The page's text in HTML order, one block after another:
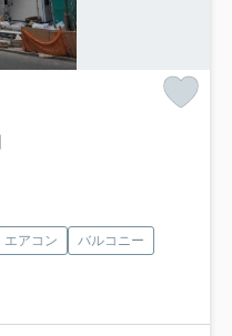
エアコン
バルコニー